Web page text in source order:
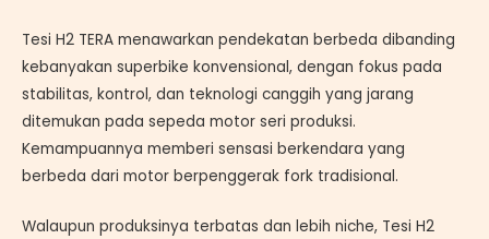
Tesi H2 TERA menawarkan pendekatan berbeda dibanding
kebanyakan superbike konvensional, dengan fokus pada
stabilitas, kontrol, dan teknologi canggih yang jarang
ditemukan pada sepeda motor seri produksi.
Kemampuannya memberi sensasi berkendara yang
berbeda dari motor berpenggerak fork tradisional.
Walaupun produksinya terbatas dan lebih niche, Tesi H2